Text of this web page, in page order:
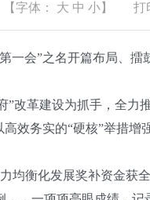
【字体： 大 中 小】 打
会”之名开篇布局、擂
革建设为抓手，全力
效务实的“硬核”举措增
衡化发展奖补资金获